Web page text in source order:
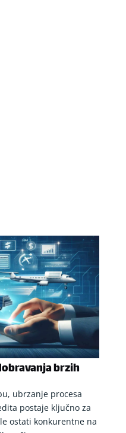
brzih
ubrzanje procesa
postaje ključno za
ostati konkurentne na